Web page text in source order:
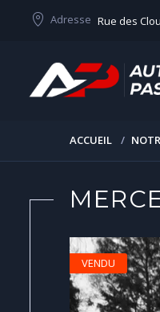
Adresse Rue des
ACCUEIL
VENDU